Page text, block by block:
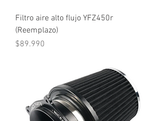
Filtro aire alto flujo YFZ450r
(Reemplazo)
Precio
$89.990